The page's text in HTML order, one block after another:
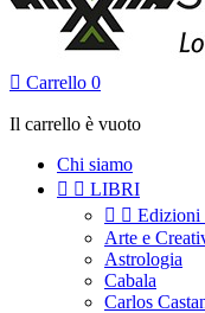
 Carrello 0
Il carrello è vuoto
Chi siamo
  LIBRI
  Edizioni
Arte e
Astrologia
Cabala
Carlos